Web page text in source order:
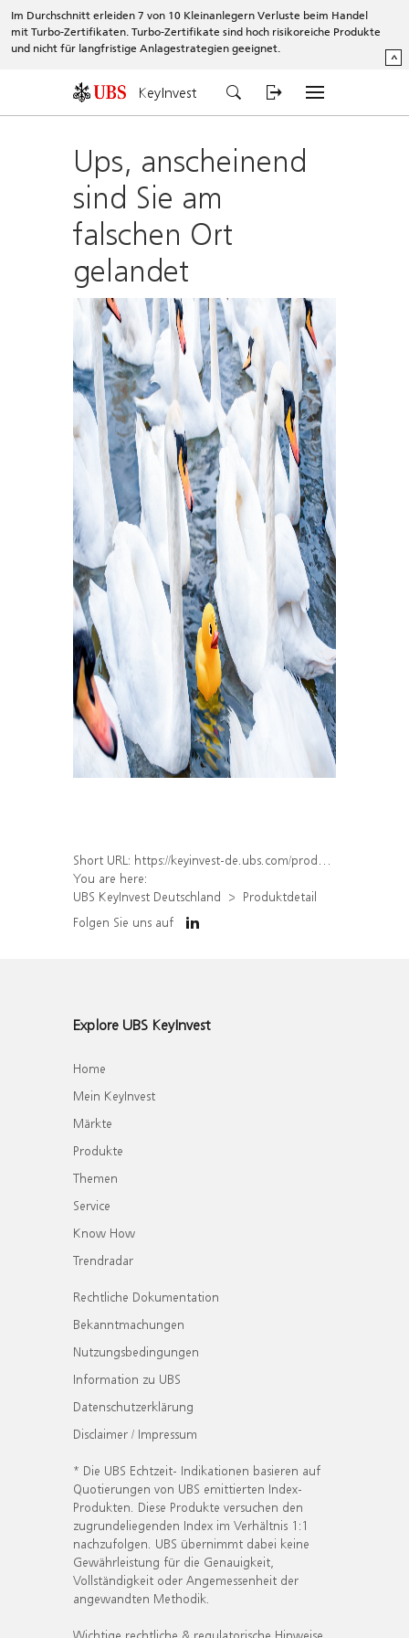
Im Durchschnitt erleiden 7 von 10 Kleinanlegern Verluste beim Handel
mit Turbo-Zertifikaten. Turbo-Zertifikate sind hoch risikoreiche Produkte
und nicht für langfristige Anlagestrategien geeignet.
^
KeyInvest
Ups, anscheinend
sind Sie am
falschen Ort
gelandet
Short URL: https://keyinvest-de.ubs.com/produkt/detail/index/isin/DE000WA4PPA9
You are here:
UBS KeyInvest Deutschland
Produktdetail
Folgen Sie uns auf
Explore UBS KeyInvest
Home
Mein KeyInvest
Märkte
Produkte
Themen
Service
Know How
Trendradar
Rechtliche Dokumentation
Bekanntmachungen
Nutzungsbedingungen
Information zu UBS
Datenschutzerklärung
Disclaimer / Impressum
* Die UBS Echtzeit- Indikationen basieren auf
Quotierungen von UBS emittierten Index-
Produkten. Diese Produkte versuchen den
zugrundeliegenden Index im Verhältnis 1:1
nachzufolgen. UBS übernimmt dabei keine
Gewährleistung für die Genauigkeit,
Vollständigkeit oder Angemessenheit der
angewandten Methodik.